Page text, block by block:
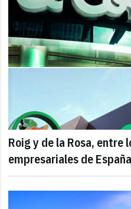
Roig y de la Rosa, entre
empresariales de España